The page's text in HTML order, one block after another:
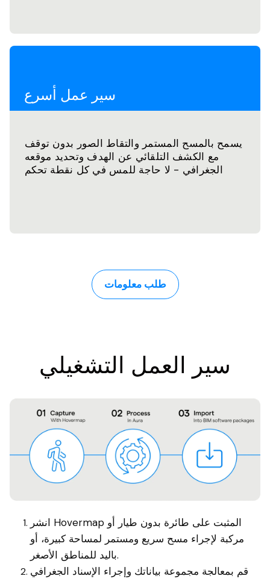
سير عمل أسرع
يسمح بالمسح المستمر والتقاط الصور بدون توقف
مع الكشف التلقائي عن الهدف وتحديد موقعه
الجغرافي - لا حاجة للمس في كل نقطة تحكم
طلب معلومات
سير العمل التشغيلي
انشر Hovermap المثبت على طائرة بدون طيار أو
مركبة لإجراء مسح سريع ومستمر لمساحة كبيرة، أو
باليد للمناطق الأصغر.
قم بمعالجة مجموعة بياناتك وإجراء الإسناد الجغرافي